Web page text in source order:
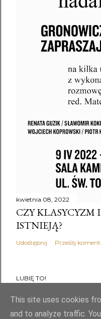
kwietnia 08, 2022
CZY
ISTNIEJĄ?
Udostępnij Prześlij
LUBIĘ TO!
This site uses cookies
and to analyze traffic.